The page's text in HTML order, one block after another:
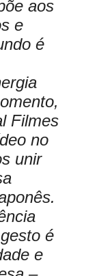
aos
e
é
Filmes
no
unir
é
e